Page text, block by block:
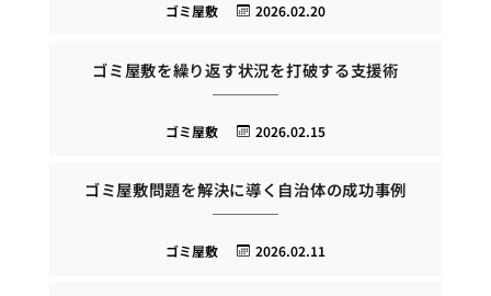
2026.02.20
ゴミ屋敷
ゴミ屋敷を繰り返す状況を打破する支援術
2026.02.15
ゴミ屋敷
ゴミ屋敷問題を解決に導く自治体の成功事例
2026.02.11
ゴミ屋敷